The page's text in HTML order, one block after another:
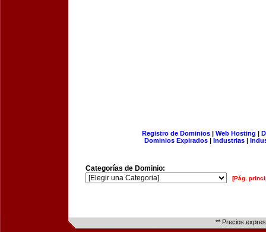
Registro de Dominios| Web Hosting |
Dominios Expirados | Industrias |
Categorías de Dominio:
[Pág.
** Precios